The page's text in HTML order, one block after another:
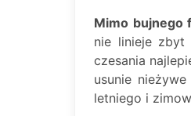
Mimo bujnego
nie linieje zbyt
czesania
usunie
letniego i